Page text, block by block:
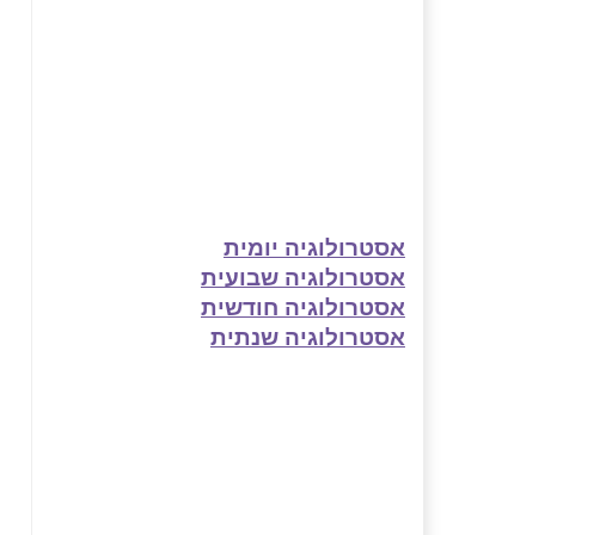
אסטרולוגיה יומית
אסטרולוגיה שבועית
אסטרולוגיה חודשית
אסטרולוגיה שנתית